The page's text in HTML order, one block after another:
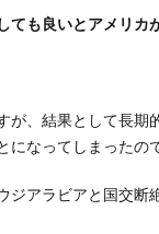
ても良いとアメリカ
が、結果として長期
になってしまったの
ジアラビアと国交断